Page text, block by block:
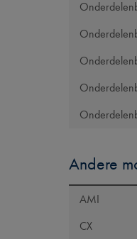
Andere
AMI
CX